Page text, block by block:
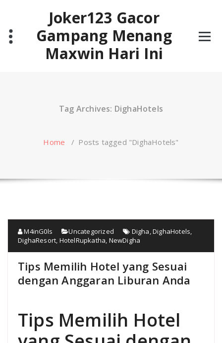
Joker123 Gacor
Gampang Menang
Maxwin Hari Ini
Tag Archives: DighaHotels
Home / Posts tagged "DighaHotels"
M4inG0ls Uncategorized Digha ,DighaHotels
DighaResort HotelRupkatha NewDigha
Tips Memilih Hotel yang Sesuai
dengan Anggaran Liburan Anda
Tips Memilih Hotel